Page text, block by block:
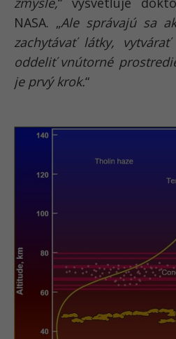
NASA. „Ale správajú sa
zachytávať látky,
oddeliť vnútorné
je prvý krok.“